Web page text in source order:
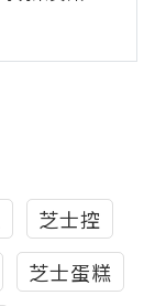
芝士控
芝士蛋糕